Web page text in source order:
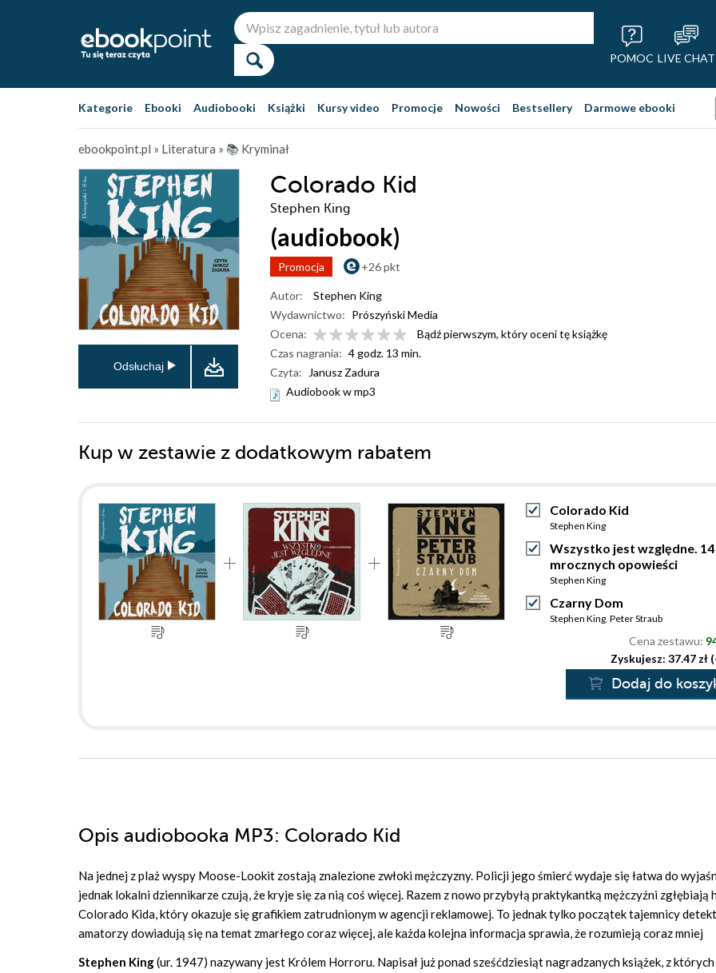
POMOC LIVE CHAT
Kategorie Ebooki Audiobooki Książki Kursy video Promocje Nowości Bestsellery Darmowe ebooki
ebookpoint.pl » Literatura » 📚 Kryminał
Colorado Kid
Stephen King
(audiobook)
Promocja +26 pkt
Odsłuchaj
Autor:
Stephen King
Wydawnictwo: Prószyński Media
Ocena:
Bądź pierwszym, który oceni tę książkę
Czas nagrania: 4 godz. 13 min.
Czyta:
Janusz Zadura
Audiobook w mp3
Kup w zestawie z dodatkowym rabatem
Colorado Kid
Stephen King
Wszystko jest względne. 14
mrocznych opowieści
Stephen King
Czarny Dom
Stephen King, Peter Straub
Cena zestawu:
Zyskujesz: 37.47 zł
Dodaj do
Opis audiobooka MP3: Colorado Kid
Na jednej z plaż wyspy Moose-Lookit zostają znalezione zwłoki mężczyzny. Policji jego śmierć wydaje się łatwa do
jednak lokalni dziennikarze czują, że kryje się za nią coś więcej. Razem z nowo przybyłą praktykantką mężczyźni zgłębiają
Colorado Kida, który okazuje się grafikiem zatrudnionym w agencji reklamowej. To jednak tylko początek tajemnicy
amatorzy dowiadują się na temat zmarłego coraz więcej, ale każda kolejna informacja sprawia, że rozumieją coraz mniej
Stephen King(ur. 1947) nazywany jest Królem Horroru. Napisał już ponad sześćdziesiąt nagradzanych książek, z których